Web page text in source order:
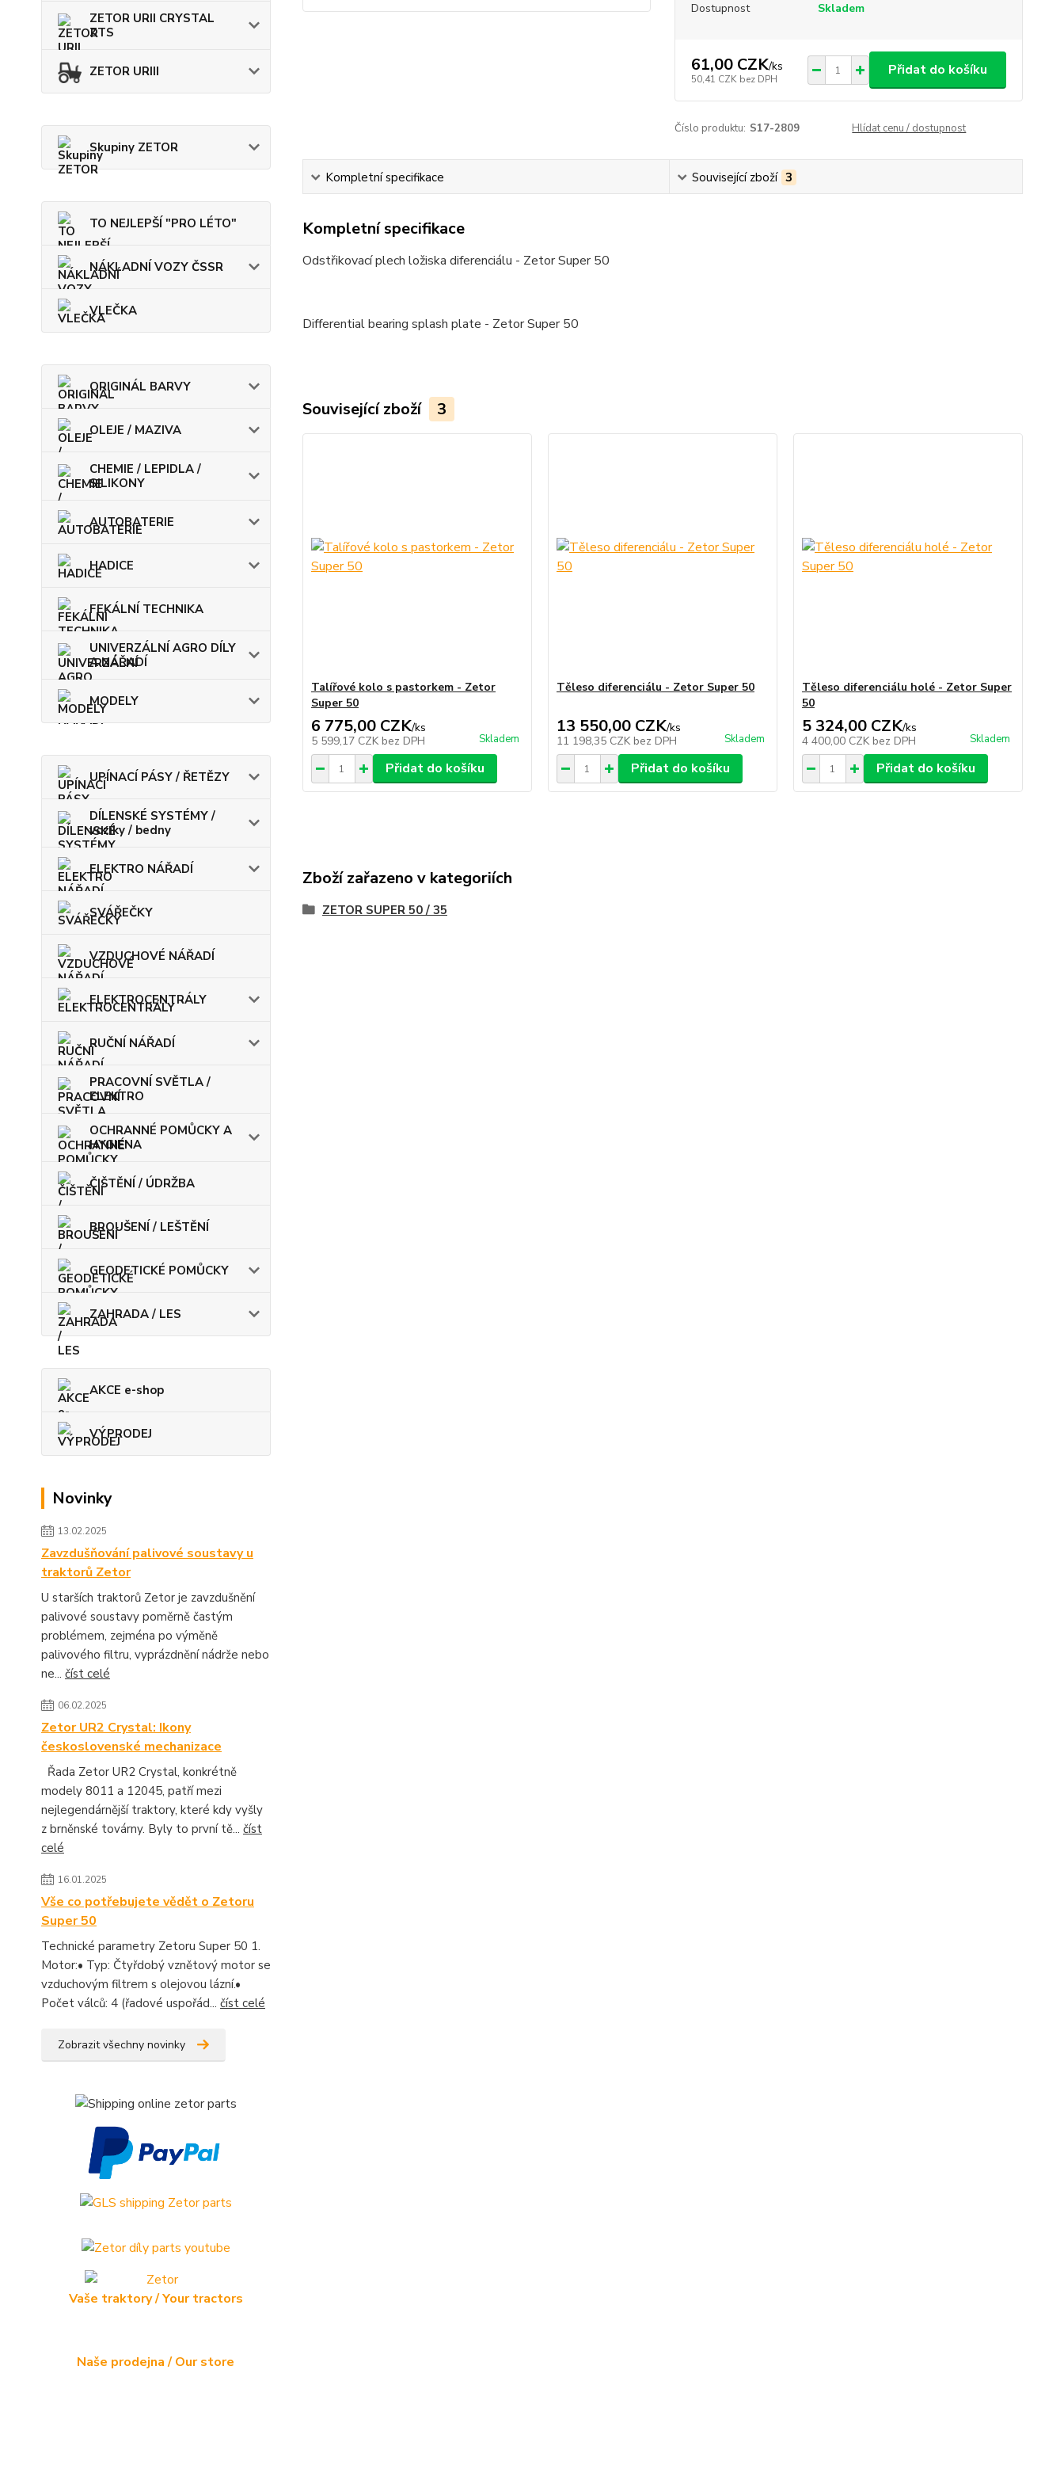
ZETOR URII CRYSTAL
ZTS
ZETOR URIII
Skupiny ZETOR
TO NEJLEPŠÍ "PRO LÉTO"
NÁKLADNÍ VOZY ČSSR
VLEČKA
ORIGINÁL BARVY
OLEJE / MAZIVA
CHEMIE / LEPIDLA /
SILIKONY
AUTOBATERIE
HADICE
FEKÁLNÍ TECHNIKA
UNIVERZÁLNÍ AGRO DÍLY
A NÁŘADÍ
MODELY
UPÍNACÍ PÁSY / ŘETĚZY
DÍLENSKÉ SYSTÉMY /
vozíky / bedny
ELEKTRO NÁŘADÍ
SVÁŘEČKY
VZDUCHOVÉ NÁŘADÍ
ELEKTROCENTRÁLY
RUČNÍ NÁŘADÍ
PRACOVNÍ SVĚTLA /
ELEKTRO
OCHRANNÉ POMŮCKY A
HYGIENA
ČIŠTĚNÍ / ÚDRŽBA
BROUŠENÍ / LEŠTĚNÍ
GEODETICKÉ POMŮCKY
ZAHRADA / LES
AKCE e-shop
VÝPRODEJ
Novinky
13.02.2025
Zavzdušňování palivové soustavy u
traktorů Zetor
U starších traktorů Zetor je zavzdušnění
palivové soustavy poměrně častým
problémem, zejména po výměně
palivového filtru, vyprázdnění nádrže nebo
ne... číst celé
06.02.2025
Zetor UR2 Crystal: Ikony
československé mechanizace
Řada Zetor UR2 Crystal, konkrétně
modely 8011 a 12045, patří mezi
nejlegendárnější traktory, které kdy vyšly
z brněnské továrny. Byly to první tě... číst
celé
16.01.2025
Vše co potřebujete vědět o Zetoru
Super 50
Technické parametry Zetoru Super 50 1.
Motor:• Typ: Čtyřdobý vznětový motor se
vzduchovým filtrem s olejovou lázní.•
Počet válců: 4 (řadové uspořád... číst celé
Zobrazit všechny novinky
Vaše traktory / Your tractors
Naše prodejna / Our store
Dostupnost Skladem
61,00 CZK/ks
50,41 CZK bez DPH
Přidat do košíku
Číslo produktu: S17-2809 Hlídat cenu / dostupnost
Kompletní specifikace Související zboží 3
Kompletní specifikace
Odstřikovací plech ložiska diferenciálu - Zetor Super 50
Differential bearing splash plate - Zetor Super 50
Související zboží 3
Talířové kolo s pastorkem - Zetor
Super 50
6 775,00 CZK/ks
5 599,17 CZK bez DPH Skladem
Přidat do košíku
Těleso diferenciálu - Zetor Super 50
13 550,00 CZK/ks
11 198,35 CZK bez DPH Skladem
Přidat do košíku
Těleso diferenciálu holé - Zetor Super
50
5 324,00 CZK/ks
4 400,00 CZK bez DPH Skladem
Přidat do košíku
Zboží zařazeno v kategoriích
ZETOR SUPER 50 / 35